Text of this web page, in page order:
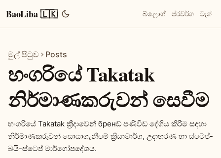
BaoLiba 🇱🇰 බ්ලොග් ප්රවර්ග ටැග්
මුල් පිටුව Posts
හංගරියේ Takatak
නිර්මාණකරුවන් සෙවීම
හංගරියේ Takatak ක්‍රීදාවෙන් бренඩ් පණිවිඩ දේශීය කිරීම සඳහා
නිර්මාණකරුවන් සොයාගැනීමේ ක්‍රියාමාර්ග, උදාහරණ හා ස්ටෙප්-
බයි-ස්ටෙප් මාර්ගෝපදේශය.